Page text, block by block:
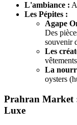
L'ambiance :
Les Pépites :
Agape
Des
souvenir
Les
La
oysters
Prahran Market
Luxe